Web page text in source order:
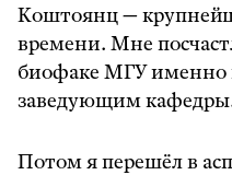
Коштоянц —
времени. Мне
биофаке МГУ именно
заведующим
Потом я перешёл в